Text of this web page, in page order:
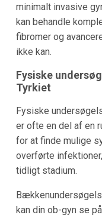
minimalt invasive
kan behandle
fibromer og
ikke kan.
Fysiske
Tyrkiet
Fysiske
er ofte en del af en
for at finde mulige
overførte
tidligt stadium.
kan din ob-gyn se